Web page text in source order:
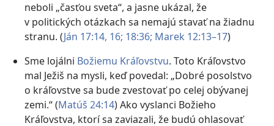
neboli „časťou sveta“, a jasne ukázal, že
v politických otázkach sa nemajú stavať na žiadnu
stranu. (Ján 17:14, 16; 18:36; Marek 12:13–17)
Sme lojálni Božiemu Kráľovstvu. Toto Kráľovstvo
mal Ježiš na mysli, keď povedal: „Dobré posolstvo
o kráľovstve sa bude zvestovať po celej obývanej
zemi.“ (Matúš 24:14) Ako vyslanci Božieho
Kráľovstva, ktorí sa zaviazali, že budú ohlasovať